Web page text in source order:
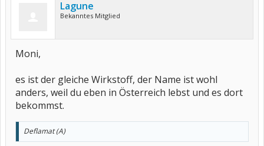
Lagune
Bekanntes Mitglied
Moni,
es ist der gleiche Wirkstoff, der Name ist wohl
anders, weil du eben in Österreich lebst und es dort
bekommst.
Deflamat (A)